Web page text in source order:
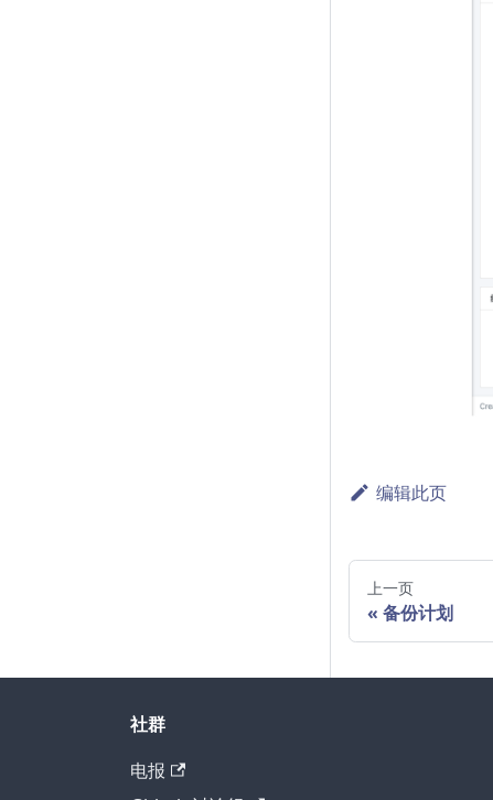
编辑此页
上一页
备份计划
社群
电报